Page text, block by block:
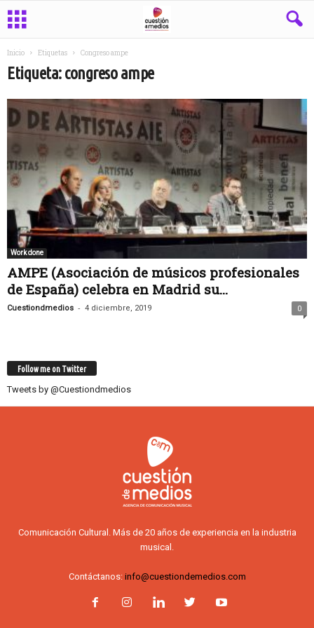
Inicio Etiquetas Congreso ampe
Etiqueta: congreso ampe
Work done
AMPE (Asociación de músicos profesionales
de España) celebra en Madrid su...
Cuestiondmedios - 4 diciembre, 2019 0
Follow me on Twitter
Tweets by @Cuestiondmedios
Comunicación Cultural. Más de 20 años de experiencia en la industria
musical.
Contáctanos: info@cuestiondemedios.com